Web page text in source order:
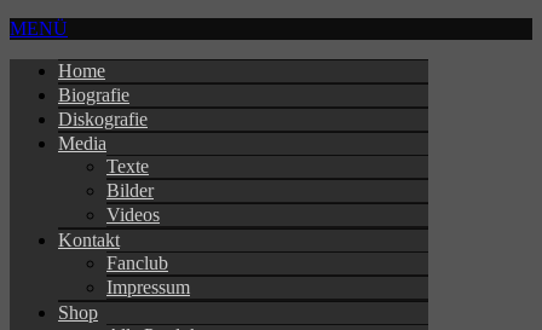
MENÜ
Home
Biografie
Diskografie
Media
Texte
Bilder
Videos
Kontakt
Fanclub
Impressum
Shop